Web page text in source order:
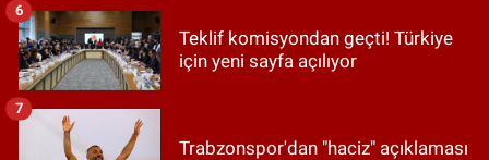
Teklif komisyondan geçti! Türkiye
için yeni sayfa açılıyor
6
Trabzonspor'dan "haciz" açıklaması
7